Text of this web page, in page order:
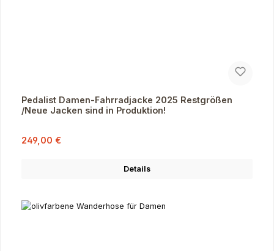
Pedalist Damen-Fahrradjacke 2025 Restgrößen
/Neue Jacken sind in Produktion!
Verkaufspreis:
249,00 €
Details